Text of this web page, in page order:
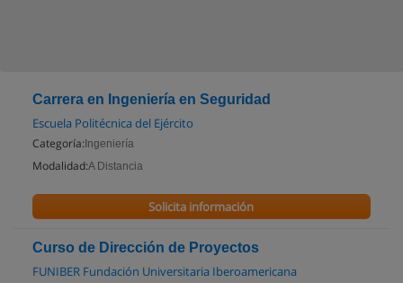
Carrera en Ingeniería en Seguridad
Escuela Politécnica del Ejército
Categoría: Ingeniería
Modalidad:A Distancia
Solicita información
Curso de Dirección de Proyectos
FUNIBER Fundación Universitaria Iberoamericana